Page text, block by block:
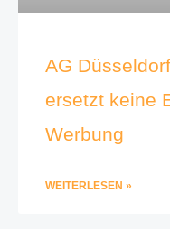
AG
ersetzt keine
Werbung
WEITERLESEN »